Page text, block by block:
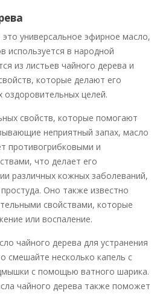
универсальное эфирное масло,
используется в народной
из листьев чайного дерева и
которые делают его
целей.
свойств, которые помогают
неприятный запах, масло
противогрибковыми и
что делает его
различных кожных заболеваний,
Оно также известно
свойствами, которые
или воспаление.
чайного дерева для устранения
смешайте несколько капель с
с помощью ватного шарика.
чайного дерева также поможет